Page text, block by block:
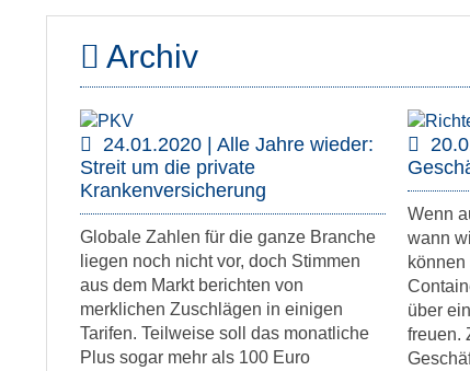
Archiv
24.01.2020 | Alle Jahre wieder:
Streit um die private
Krankenversicherung
Globale Zahlen für die ganze Branche
liegen noch nicht vor, doch Stimmen
aus dem Markt berichten von
merklichen Zuschlägen in einigen
Tarifen. Teilweise soll das monatliche
Plus sogar mehr als 100 Euro
Wenn
wann
über
freuen.